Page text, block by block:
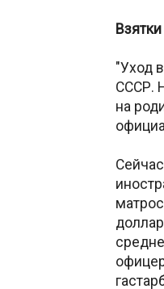
"Уход
СССР.
на